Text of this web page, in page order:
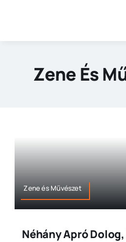
Zene És
Zene és Művészet
Néhány Apró